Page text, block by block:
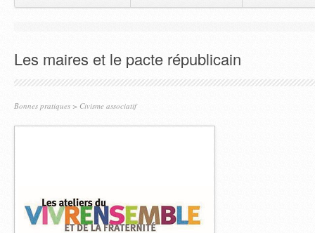
Les maires et le pacte républicain
Bonnes pratiques > Civisme associatif